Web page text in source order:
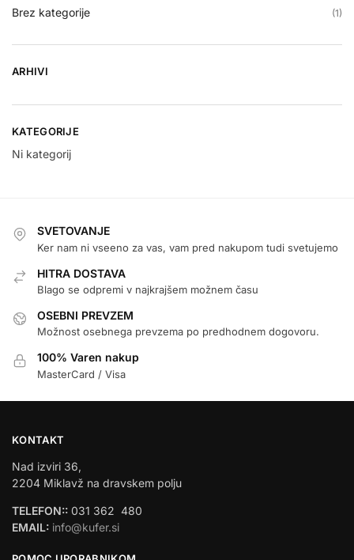
Brez kategorije (1)
ARHIVI
KATEGORIJE
Ni kategorij
SVETOVANJE
Ker nam ni vseeno za vas, vam pred nakupom tudi svetujemo
HITRA DOSTAVA
Blago se odpremi v najkrajšem možnem času
OSEBNI PREVZEM
Možnost osebnega prevzema po predhodnem dogovoru.
100% Varen nakup
MasterCard / Visa
KONTAKT
Nad izviri 36,
2204 Miklavž na dravskem polju
TELEFON:: 031 362 480
EMAIL: info@kufer.si